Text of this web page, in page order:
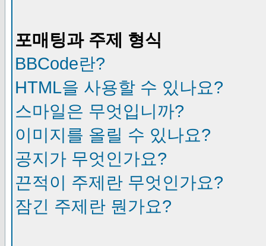
포매팅과 주제 형식
BBCode란?
HTML을 사용할 수 있나요?
스마일은 무엇입니까?
이미지를 올릴 수 있나요?
공지가 무엇인가요?
끈적이 주제란 무엇인가요?
잠긴 주제란 뭔가요?